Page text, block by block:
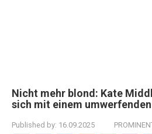
Nicht mehr blond: Kate
sich mit einem
Published by: 16.09.2025